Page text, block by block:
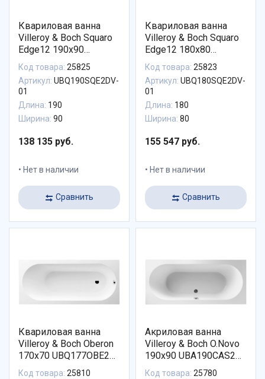
Квариловая ванна
Villeroy & Boch Squaro
Edge12 190x90
UBQ190SQE2DV-01
Код товара: 25825
Артикул: UBQ190SQE2DV-
01
Длина: 190
Ширина: 90
138 135 руб.
Нет в наличии
Сравнить
Квариловая ванна
Villeroy & Boch Squaro
Edge12 180x80
UBQ180SQE2DV-01
Код товара: 25823
Артикул: UBQ180SQE2DV-
01
Длина: 180
Ширина: 80
155 547 руб.
Нет в наличии
Сравнить
Квариловая ванна
Villeroy & Boch Oberon
170x70 UBQ177OBE2V-
01
Код товара: 25810
Акриловая ванна
Villeroy & Boch O.Novo
190x90 UBA190CAS2V-
01
Код товара: 25780